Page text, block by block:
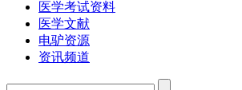
医学考试资料
医学文献
电驴资源
资讯频道